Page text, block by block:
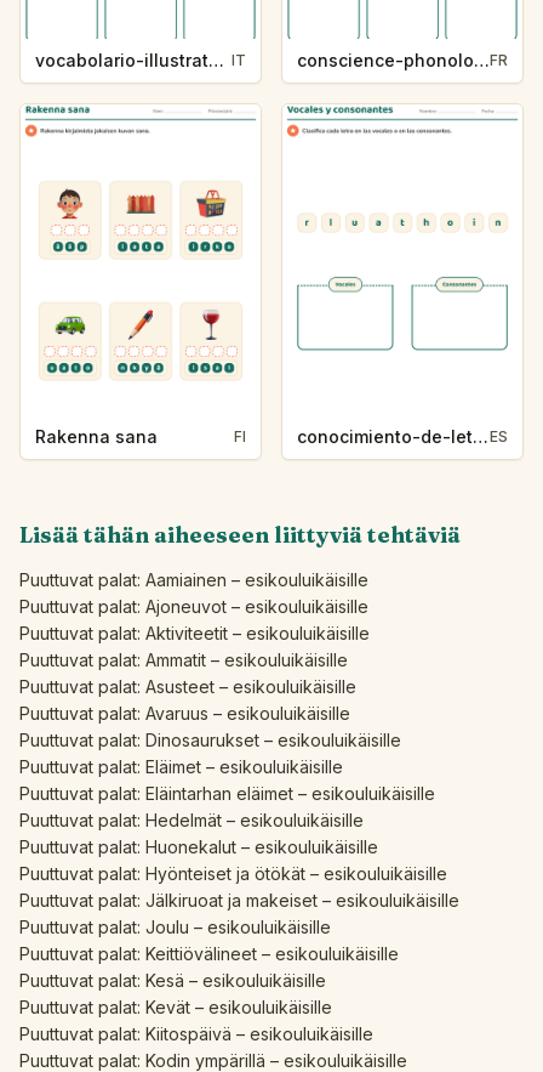
vocabolario-illustrato-k235-5 IT conscience-phonologique-k234-5FR
Rakenna sana FI conocimiento-de-letras-k230-5ES
Lisää tähän aiheeseen liittyviä tehtäviä
Puuttuvat palat: Aamiainen – esikouluikäisille
Puuttuvat palat: Ajoneuvot – esikouluikäisille
Puuttuvat palat: Aktiviteetit – esikouluikäisille
Puuttuvat palat: Ammatit – esikouluikäisille
Puuttuvat palat: Asusteet – esikouluikäisille
Puuttuvat palat: Avaruus – esikouluikäisille
Puuttuvat palat: Dinosaurukset – esikouluikäisille
Puuttuvat palat: Eläimet – esikouluikäisille
Puuttuvat palat: Eläintarhan eläimet – esikouluikäisille
Puuttuvat palat: Hedelmät – esikouluikäisille
Puuttuvat palat: Huonekalut – esikouluikäisille
Puuttuvat palat: Hyönteiset ja ötökät – esikouluikäisille
Puuttuvat palat: Jälkiruoat ja makeiset – esikouluikäisille
Puuttuvat palat: Joulu – esikouluikäisille
Puuttuvat palat: Keittiövälineet – esikouluikäisille
Puuttuvat palat: Kesä – esikouluikäisille
Puuttuvat palat: Kevät – esikouluikäisille
Puuttuvat palat: Kiitospäivä – esikouluikäisille
Puuttuvat palat: Kodin ympärillä – esikouluikäisille